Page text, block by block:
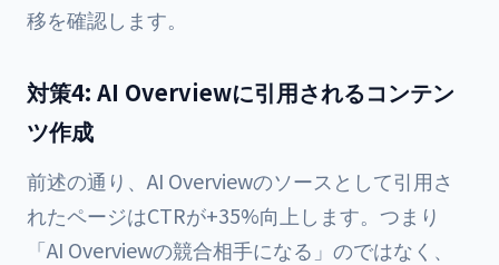
移を確認します。
対策4: AI Overviewに引用されるコンテン
ツ作成
前述の通り、AI Overviewのソースとして引用さ
れたページはCTRが+35%向上します。つまり
「AI Overviewの競合相手になる」のではなく、